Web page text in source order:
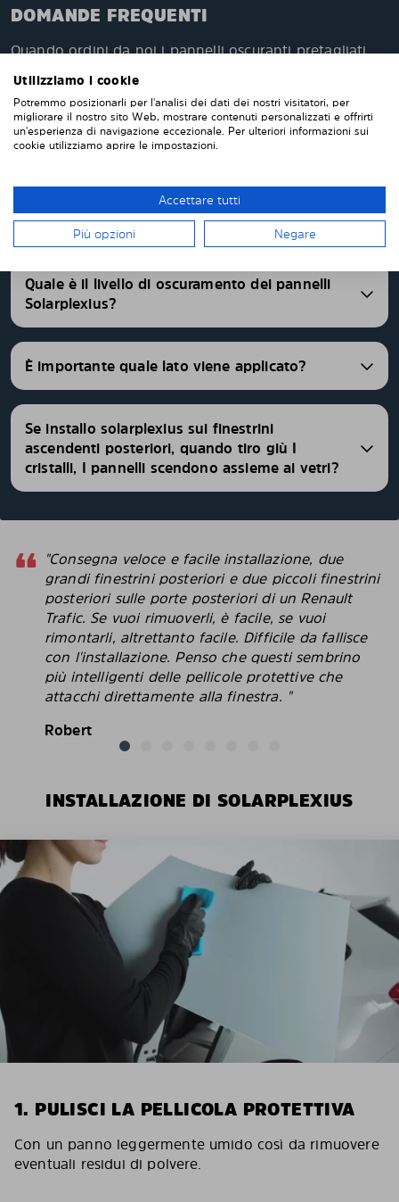
DOMANDE FREQUENTI
Quando ordini da noi i pannelli oscuranti pretagliati,
misura per i vetri della tua auto. Non devi tagliare o
rifinire nulla da solo. I nostri pannelli parasole
vengono consegnati pretagliati con una vestibilità
perfetta. Abbiamo pannelli oscurati pretagliati per
FAQ
Quale è il livello di oscuramento dei pannelli
Solarplexius?
È importante quale lato viene applicato?
Se installo solarplexius sui finestrini
ascendenti posteriori, quando tiro giù I
cristalli, I pannelli scendono assieme ai vetri?
"Consegna veloce e facile installazione, due
grandi finestrini posteriori e due piccoli finestrini
posteriori sulle porte posteriori di un Renault
Trafic. Se vuoi rimuoverli, è facile, se vuoi
rimontarli, altrettanto facile. Difficile da fallisce
con l'installazione. Penso che questi sembrino
più intelligenti delle pellicole protettive che
attacchi direttamente alla finestra. "
Robert
INSTALLAZIONE DI SOLARPLEXIUS
1. PULISCI LA PELLICOLA PROTETTIVA
Con un panno leggermente umido così da rimuovere
eventuali residui di polvere.
Utilizziamo i cookie
Potremmo posizionarli per l'analisi dei dati dei nostri visitatori, per
migliorare il nostro sito Web, mostrare contenuti personalizzati e offrirti
un'esperienza di navigazione eccezionale. Per ulteriori informazioni sui
cookie utilizziamo aprire le impostazioni.
Accettare tutti
Più opzioni Negare